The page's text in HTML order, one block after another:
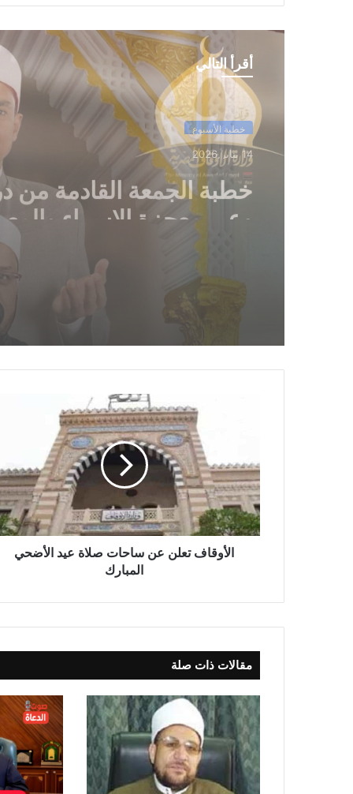
أقرأ التالي
خطبة الأسبوع
14 يناير,2026
خطبة الجمعة ، مِنْ دُرُوسِ
وَالمِعْرَاجِ (جَبْرِ الْخَوَاطِرِ)
الأوقاف تعلن عن ساحات صلاة عيد الأضحي
المبارك
مقالات ذات صلة